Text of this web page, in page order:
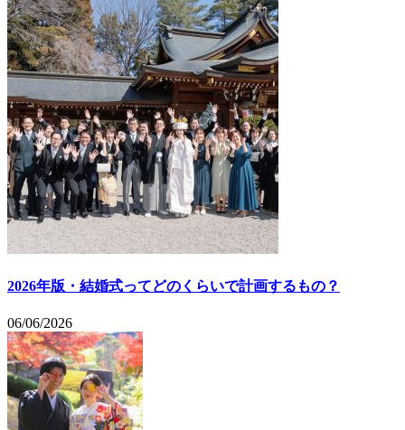
2026年版・結婚式ってどのくらいで計画するもの？
06/06/2026